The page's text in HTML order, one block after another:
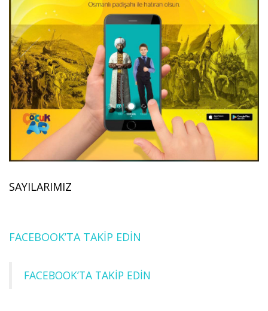
SAYILARIMIZ
FACEBOOK’TA TAKİP EDİN
FACEBOOK’TA TAKİP EDİN